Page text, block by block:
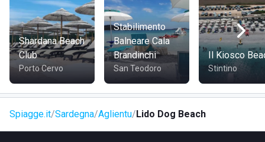
COME RAGGIUNGERE LIDO DOG BEACH
Il Lido Dog Beach si trova sulla Strada Naracu Nieddu snc,
facilmente raggiungibile dalla Strada Provinciale 90. La sua
posizione lo rende accessibile da Santa Teresa Gallura e
da altre località vicine, fornendo una comoda opzione per i
turisti che desiderano esplorare la costa nord della
Shardana Beach
Club
Porto Cervo
Stabilimento
Balneare Cala
Brandinchi
San Teodoro
Il Kiosco
Stintino
Spiagge.it Sardegna Aglientu Lido Dog Beach